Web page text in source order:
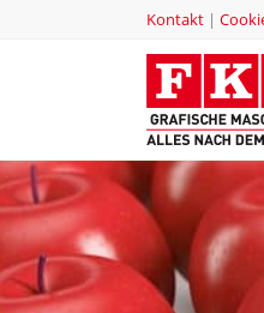
Kontakt |